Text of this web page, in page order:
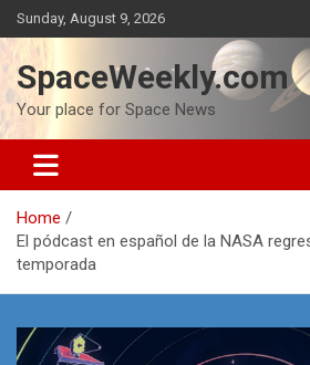
Skip
to
content
Sunday, August 9, 2026
SpaceWeekly.com
Your place for Space News
Home
El pódcast en español de la NASA
temporada